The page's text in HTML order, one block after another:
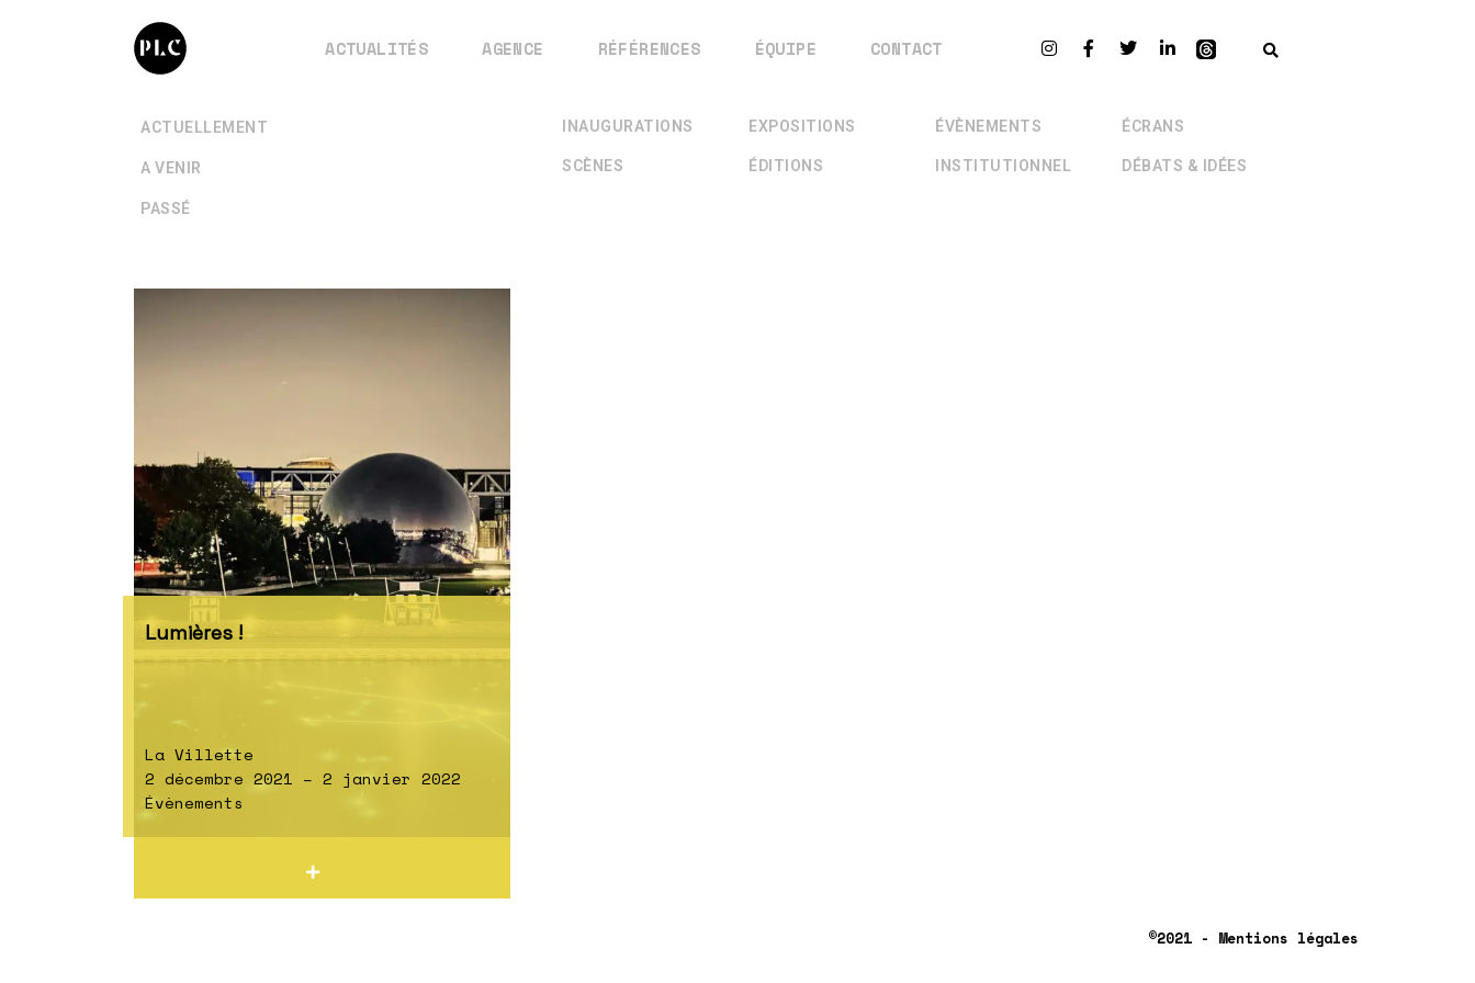
ACTUALITÉS AGENCE RÉFÉRENCES ÉQUIPE CONTACT
ACTUELLEMENT
A VENIR
PASSÉ
INAUGURATIONS EXPOSITIONS ÉVÈNEMENTS ÉCRANS
SCÈNES ÉDITIONS INSTITUTIONNEL DÉBATS & IDÉES
Lumières !
La Villette
2 décembre 2021 – 2 janvier 2022
Évènements
©2021 - Mentions légales